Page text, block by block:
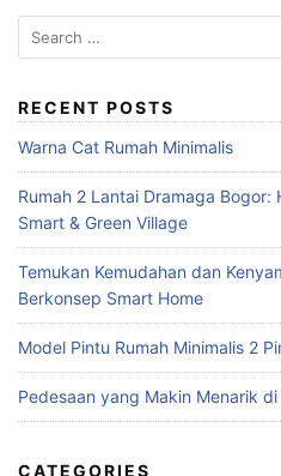
Search
for:
RECENT POSTS
Warna Cat Rumah Minimalis
Rumah 2 Lantai Dramaga Bogor:
Smart & Green Village
Temukan Kemudahan dan
Berkonsep Smart Home
Model Pintu Rumah Minimalis 2
Pedesaan yang Makin Menarik
CATEGORIES